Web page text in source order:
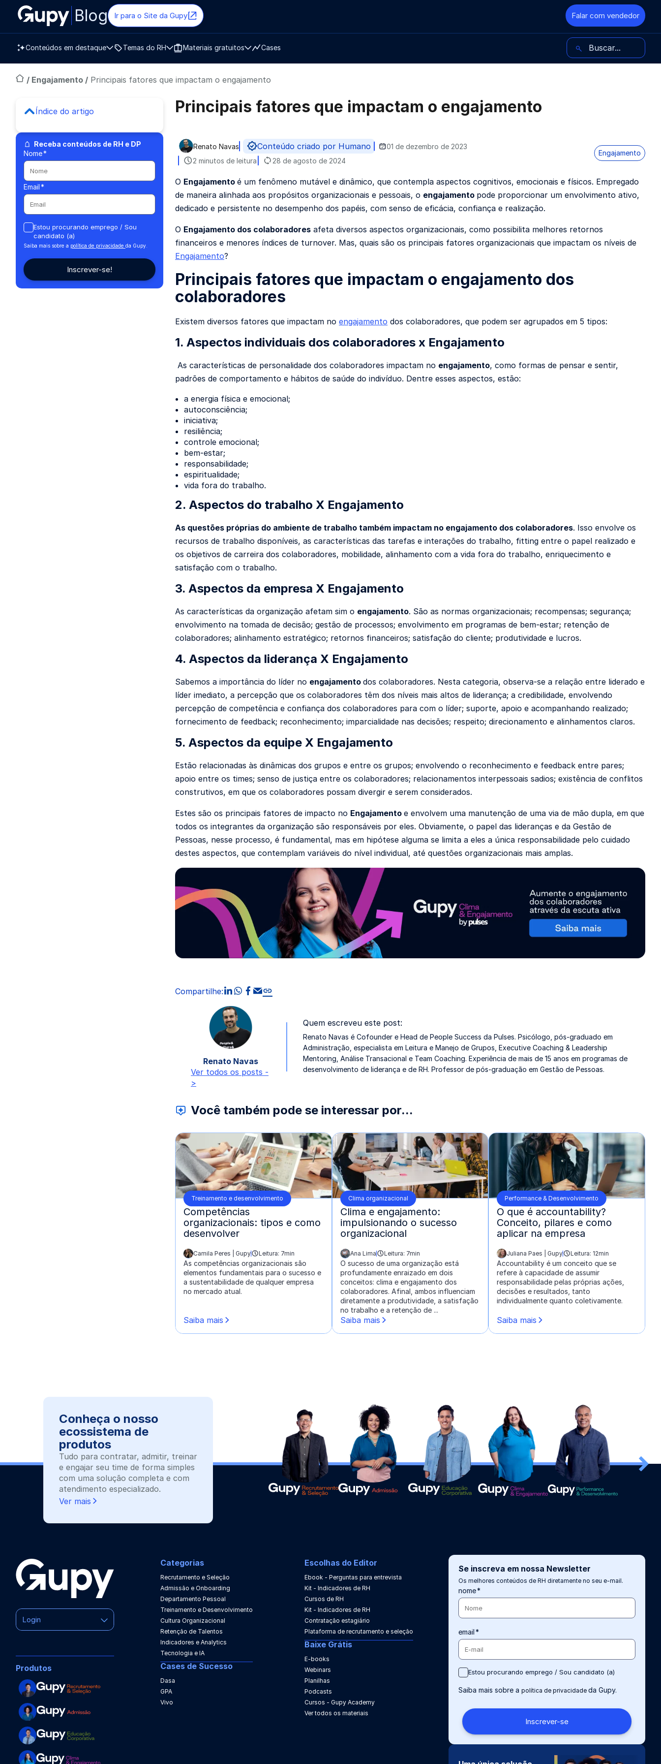
Blog Ir para o Site da Gupy Falar com vendedor
Conteúdos em destaque Temas do RH Materiais gratuitos Cases Buscar no blog
/ Engajamento / Principais fatores que impactam o engajamento
Índice do artigo
Receba conteúdos de RH e DP
Nome*
Email*
Estou procurando emprego / Sou
candidato (a)
Saiba mais sobre a política de privacidade da Gupy.
Principais fatores que impactam o engajamento
Publicado por
Renato Navas Conteúdo criado por Humano
01 de dezembro de 2023
2 minutos de leitura
28 de agosto de 2024
Engajamento
O Engajamento é um fenômeno mutável e dinâmico, que contempla aspectos cognitivos, emocionais e físicos. Empregado
de maneira alinhada aos propósitos organizacionais e pessoais, o engajamento pode proporcionar um envolvimento ativo,
dedicado e persistente no desempenho dos papéis, com senso de eficácia, confiança e realização.
O Engajamento dos colaboradores afeta diversos aspectos organizacionais, como possibilita melhores retornos
financeiros e menores índices de turnover. Mas, quais são os principais fatores organizacionais que impactam os níveis de
Engajamento?
Principais fatores que impactam o engajamento dos
colaboradores
Existem diversos fatores que impactam no engajamento dos colaboradores, que podem ser agrupados em 5 tipos:
1. Aspectos individuais dos colaboradores x Engajamento
As características de personalidade dos colaboradores impactam no engajamento, como formas de pensar e sentir,
padrões de comportamento e hábitos de saúde do indivíduo. Dentre esses aspectos, estão:
a energia física e emocional;
autoconsciência;
iniciativa;
resiliência;
controle emocional;
bem-estar;
responsabilidade;
espiritualidade;
vida fora do trabalho.
2. Aspectos do trabalho X Engajamento
As questões próprias do ambiente de trabalho também impactam no engajamento dos colaboradores. Isso envolve os
recursos de trabalho disponíveis, as características das tarefas e interações do trabalho, fitting entre o papel realizado e
os objetivos de carreira dos colaboradores, mobilidade, alinhamento com a vida fora do trabalho, enriquecimento e
satisfação com o trabalho.
3. Aspectos da empresa X Engajamento
As características da organização afetam sim o engajamento. São as normas organizacionais; recompensas; segurança;
envolvimento na tomada de decisão; gestão de processos; envolvimento em programas de bem-estar; retenção de
colaboradores; alinhamento estratégico; retornos financeiros; satisfação do cliente; produtividade e lucros.
4. Aspectos da liderança X Engajamento
Sabemos a importância do líder no engajamento dos colaboradores. Nesta categoria, observa-se a relação entre liderado e
líder imediato, a percepção que os colaboradores têm dos níveis mais altos de liderança; a credibilidade, envolvendo
percepção de competência e confiança dos colaboradores para com o líder; suporte, apoio e acompanhando realizado;
fornecimento de feedback; reconhecimento; imparcialidade nas decisões; respeito; direcionamento e alinhamentos claros.
5. Aspectos da equipe X Engajamento
Estão relacionadas às dinâmicas dos grupos e entre os grupos; envolvendo o reconhecimento e feedback entre pares;
apoio entre os times; senso de justiça entre os colaboradores; relacionamentos interpessoais sadios; existência de conflitos
construtivos, em que os colaboradores possam divergir e serem considerados.
Estes são os principais fatores de impacto no Engajamento e envolvem uma manutenção de uma via de mão dupla, em que
todos os integrantes da organização são responsáveis por eles. Obviamente, o papel das lideranças e da Gestão de
Pessoas, nesse processo, é fundamental, mas em hipótese alguma se limita a eles a única responsabilidade pelo cuidado
destes aspectos, que contemplam variáveis do nível individual, até questões organizacionais mais amplas.
Compartilhe:compartilhar no linkedin
compartilhar no whatsapp
compartilhar no facebook
compartilhar via Email
Copiar link
Renato Navas
Ver todos os posts -
>
Quem escreveu este post:
Renato Navas é Cofounder e Head de People Success da Pulses. Psicólogo, pós-graduado em
Administração, especialista em Leitura e Manejo de Grupos, Executive Coaching & Leadership
Mentoring, Análise Transacional e Team Coaching. Experiência de mais de 15 anos em programas de
desenvolvimento de liderança e de RH. Professor de pós-graduação em Gestão de Pessoas.
Você também pode se interessar por...
Treinamento e desenvolvimento
Competências
organizacionais: tipos e como
desenvolver
escrito por:
Camila Peres | Gupy Leitura: 7min
As competências organizacionais são
elementos fundamentais para o sucesso e
a sustentabilidade de qualquer empresa
no mercado atual.
Saiba mais
Clima organizacional
Clima e engajamento:
impulsionando o sucesso
organizacional
escrito por:
Ana Lima Leitura: 7min
O sucesso de uma organização está
profundamente enraizado em dois
conceitos: clima e engajamento dos
colaboradores. Afinal, ambos influenciam
diretamente a produtividade, a satisfação
no trabalho e a retenção de ...
Saiba mais
Performance & Desenvolvimento
O que é accountability?
Conceito, pilares e como
aplicar na empresa
escrito por:
Juliana Paes | Gupy Leitura: 12min
Accountability é um conceito que se
refere à capacidade de assumir
responsabilidade pelas próprias ações,
decisões e resultados, tanto
individualmente quanto coletivamente.
Saiba mais
Conheça o nosso
ecossistema de
produtos
Tudo para contratar, admitir, treinar
e engajar seu time de forma simples
com uma solução completa e com
atendimento especializado.
Ver mais
Login
Produtos
Categorias
Recrutamento e Seleção
Admissão e Onboarding
Departamento Pessoal
Treinamento e Desenvolvimento
Cultura Organizacional
Retenção de Talentos
Indicadores e Analytics
Tecnologia e IA
Cases de Sucesso
Dasa
GPA
Vivo
Escolhas do Editor
Ebook - Perguntas para entrevista
Kit - Indicadores de RH
Cursos de RH
Kit - Indicadores de RH
Contratação estagiário
Plataforma de recrutamento e seleção
Baixe Grátis
E-books
Webinars
Planilhas
Podcasts
Cursos - Gupy Academy
Ver todos os materiais
Se inscreva em nossa Newsletter
Os melhores conteúdos de RH diretamente no seu e-mail.
nome*
email*
Estou procurando emprego / Sou candidato (a)
Saiba mais sobre a política de privacidade da Gupy.